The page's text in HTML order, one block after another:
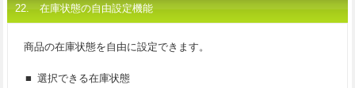
22. 在庫状態の自由設定機能
商品の在庫状態を自由に設定できます。
■ 選択できる在庫状態